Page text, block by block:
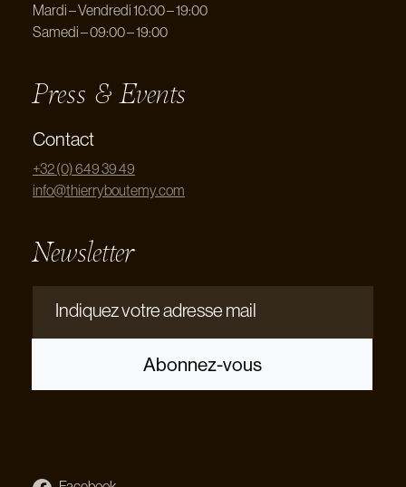
Mardi – Vendredi 10:00 – 19:00
Samedi – 09:00 – 19:00
Press & Events
Contact
+32 (0) 649 39 49
info@thierryboutemy.com
Newsletter
Indiquez votre adresse mail
Abonnez-vous